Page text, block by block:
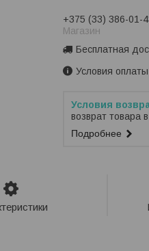
+375 (33) 386-01-
Магазин
Бесплатная
Условия
возврат товара
Подробнее